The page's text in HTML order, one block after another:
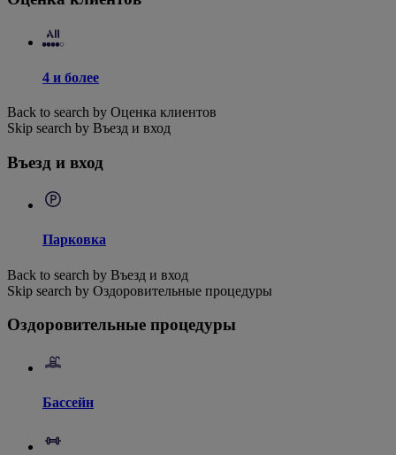
4 и более
Back to search by Оценка клиентов
Skip search by Въезд и вход
Въезд и вход
Парковка
Back to search by Въезд и вход
Skip search by Оздоровительные процедуры
Оздоровительные процедуры
Бассейн